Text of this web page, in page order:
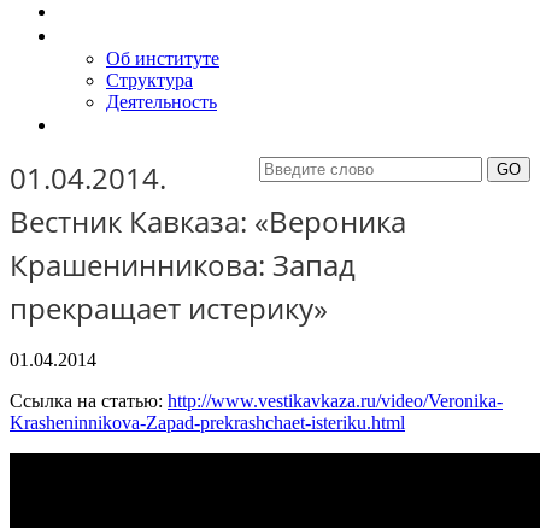
Об институте
Структура
Деятельность
01.04.2014.
Вестник Кавказа: «Вероника
Крашенинникова: Запад
прекращает истерику»
01.04.2014
Ссылка на статью: http://www.vestikavkaza.ru/video/Veronika-
Krasheninnikova-Zapad-prekrashchaet-isteriku.html